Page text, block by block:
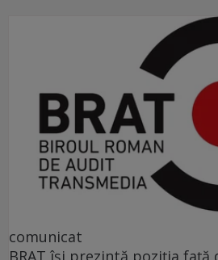
comunicat
BRAT își prezintă poziția